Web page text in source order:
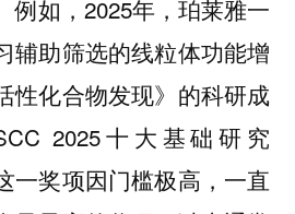
例如，2025年，珀莱雅一
辅助筛选的线粒体功能增
性化合物发现》的科研成
2025十大基础研究
一奖项因门槛极高，一直